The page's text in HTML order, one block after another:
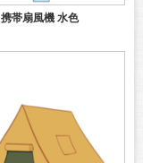
携帯扇風機 水色